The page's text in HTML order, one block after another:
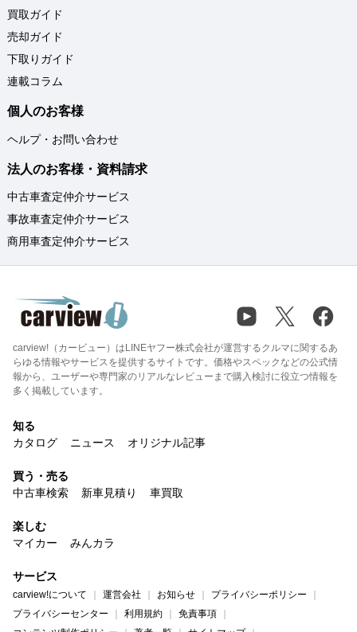
買取ガイド
売却ガイド
下取りガイド
連載コラム
個人のお客様
ヘルプ・お問い合わせ
法人のお客様・資料請求
中古車査定仲介サービス
事故車査定仲介サービス
商用車査定仲介サービス
carview!（カービュー）はLINEヤフー株式会社が運営するクルマに関するあ
らゆる情報やサービスを提供するサイトです。価格やスペックなどの公式情
報から、ユーザーや専門家のリアルなレビューまで購入検討に役立つ情報を
多く掲載しています。
知る
カタログ
ニュース オリジナル記事
買う・売る
中古車検索
新車見積り 車買取
楽しむ
マイカー
みんカラ
サービス
carview!について 運営会社 お知らせ
プライバシーポリシー
プライバシーセンター
利用規約
免責事項